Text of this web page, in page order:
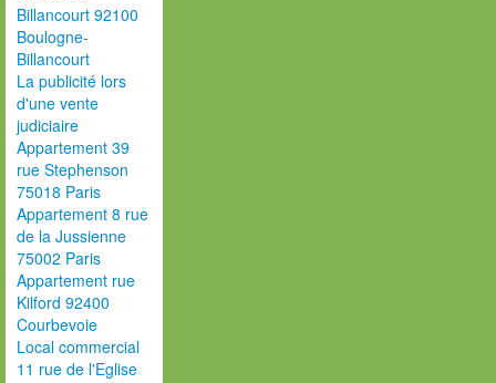
Billancourt 92100
Boulogne-
Billancourt
La publicité lors
d'une vente
judiciaire
Appartement 39
rue Stephenson
75018 Paris
Appartement 8 rue
de la Jussienne
75002 Paris
Appartement rue
Kilford 92400
Courbevoie
Local commercial
11 rue de l'Eglise